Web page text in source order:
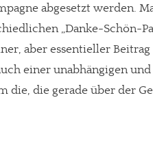
abgesetzt werden.
„Danke-Schön-
aber essentieller
einer unabhängigen
die, die gerade über der